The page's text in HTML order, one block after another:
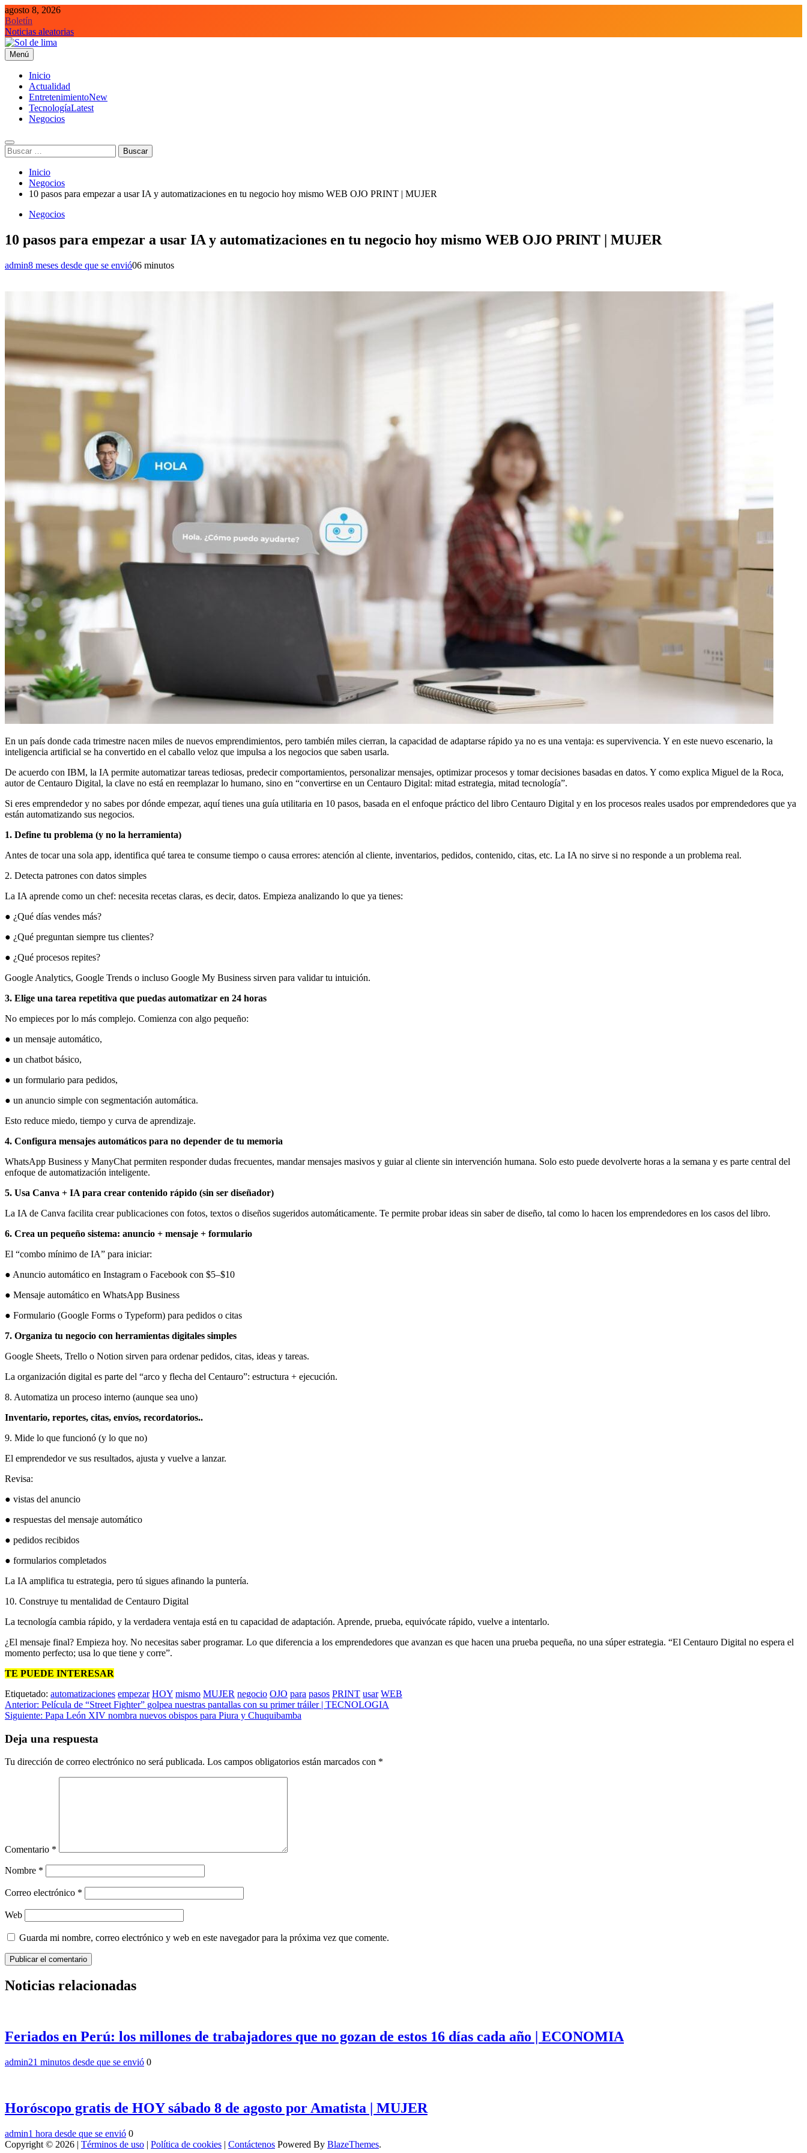
Saltar
al
contenido
agosto 8, 2026
Boletín
Noticias aleatorias
Sol de lima
Menú
Inicio
Actualidad
EntretenimientoNew
TecnologíaLatest
Negocios
Buscar:
Inicio
Negocios
10 pasos para empezar a usar IA y automatizaciones en tu negocio hoy mismo WEB OJO PRINT | MUJER
Negocios
10 pasos para empezar a usar IA y automatizaciones en tu negocio hoy mismo WEB OJO PRINT | MUJER
admin8 meses desde que se envió06 minutos
En un país donde cada trimestre nacen miles de nuevos emprendimientos, pero también miles cierran, la capacidad de adaptarse rápido ya no es una ventaja: es supervivencia. Y en este nuevo escenario, la
inteligencia artificial se ha convertido en el caballo veloz que impulsa a los negocios que saben usarla.
De acuerdo con IBM, la IA permite automatizar tareas tediosas, predecir comportamientos, personalizar mensajes, optimizar procesos y tomar decisiones basadas en datos. Y como explica Miguel de la Roca,
autor de Centauro Digital, la clave no está en reemplazar lo humano, sino en “convertirse en un Centauro Digital: mitad estrategia, mitad tecnología”.
Si eres emprendedor y no sabes por dónde empezar, aquí tienes una guía utilitaria en 10 pasos, basada en el enfoque práctico del libro Centauro Digital y en los procesos reales usados por emprendedores que ya
están automatizando sus negocios.
1. Define tu problema (y no la herramienta)
Antes de tocar una sola app, identifica qué tarea te consume tiempo o causa errores: atención al cliente, inventarios, pedidos, contenido, citas, etc. La IA no sirve si no responde a un problema real.
2. Detecta patrones con datos simples
La IA aprende como un chef: necesita recetas claras, es decir, datos. Empieza analizando lo que ya tienes:
● ¿Qué días vendes más?
● ¿Qué preguntan siempre tus clientes?
● ¿Qué procesos repites?
Google Analytics, Google Trends o incluso Google My Business sirven para validar tu intuición.
3. Elige una tarea repetitiva que puedas automatizar en 24 horas
No empieces por lo más complejo. Comienza con algo pequeño:
● un mensaje automático,
● un chatbot básico,
● un formulario para pedidos,
● un anuncio simple con segmentación automática.
Esto reduce miedo, tiempo y curva de aprendizaje.
4. Configura mensajes automáticos para no depender de tu memoria
WhatsApp Business y ManyChat permiten responder dudas frecuentes, mandar mensajes masivos y guiar al cliente sin intervención humana. Solo esto puede devolverte horas a la semana y es parte central del
enfoque de automatización inteligente.
5. Usa Canva + IA para crear contenido rápido (sin ser diseñador)
La IA de Canva facilita crear publicaciones con fotos, textos o diseños sugeridos automáticamente. Te permite probar ideas sin saber de diseño, tal como lo hacen los emprendedores en los casos del libro.
6. Crea un pequeño sistema: anuncio + mensaje + formulario
El “combo mínimo de IA” para iniciar:
● Anuncio automático en Instagram o Facebook con $5–$10
● Mensaje automático en WhatsApp Business
● Formulario (Google Forms o Typeform) para pedidos o citas
7. Organiza tu negocio con herramientas digitales simples
Google Sheets, Trello o Notion sirven para ordenar pedidos, citas, ideas y tareas.
La organización digital es parte del “arco y flecha del Centauro”: estructura + ejecución.
8. Automatiza un proceso interno (aunque sea uno)
Inventario, reportes, citas, envíos, recordatorios..
9. Mide lo que funcionó (y lo que no)
El emprendedor ve sus resultados, ajusta y vuelve a lanzar.
Revisa:
● vistas del anuncio
● respuestas del mensaje automático
● pedidos recibidos
● formularios completados
La IA amplifica tu estrategia, pero tú sigues afinando la puntería.
10. Construye tu mentalidad de Centauro Digital
La tecnología cambia rápido, y la verdadera ventaja está en tu capacidad de adaptación. Aprende, prueba, equivócate rápido, vuelve a intentarlo.
¿El mensaje final? Empieza hoy. No necesitas saber programar. Lo que diferencia a los emprendedores que avanzan es que hacen una prueba pequeña, no una súper estrategia. “El Centauro Digital no espera el
momento perfecto; usa lo que tiene y corre”.
TE PUEDE INTERESAR
Etiquetado: automatizaciones empezar HOY mismo MUJER negocio OJO para pasos PRINT usar WEB
Navegación
de
entradas
Anterior: Película de “Street Fighter” golpea nuestras pantallas con su primer tráiler | TECNOLOGIA
Siguiente: Papa León XIV nombra nuevos obispos para Piura y Chuquibamba
Deja una respuesta
Tu dirección de correo electrónico no será publicada. Los campos obligatorios están marcados con *
Comentario *
Nombre *
Correo electrónico *
Web
Guarda mi nombre, correo electrónico y web en este navegador para la próxima vez que comente.
Noticias relacionadas
Feriados en Perú: los millones de trabajadores que no gozan de estos 16 días cada año | ECONOMIA
admin21 minutos desde que se envió 0
Horóscopo gratis de HOY sábado 8 de agosto por Amatista | MUJER
admin1 hora desde que se envió 0
Copyright © 2026 | Términos de uso | Política de cookies | Contáctenos Powered By BlazeThemes.